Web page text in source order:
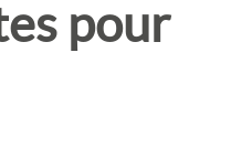
pour